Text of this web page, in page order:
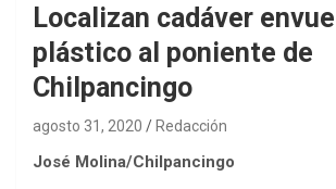
Localizan cadáver
plástico al poniente de
Chilpancingo
agosto 31, 2020 Redacción
José Molina/Chilpancingo